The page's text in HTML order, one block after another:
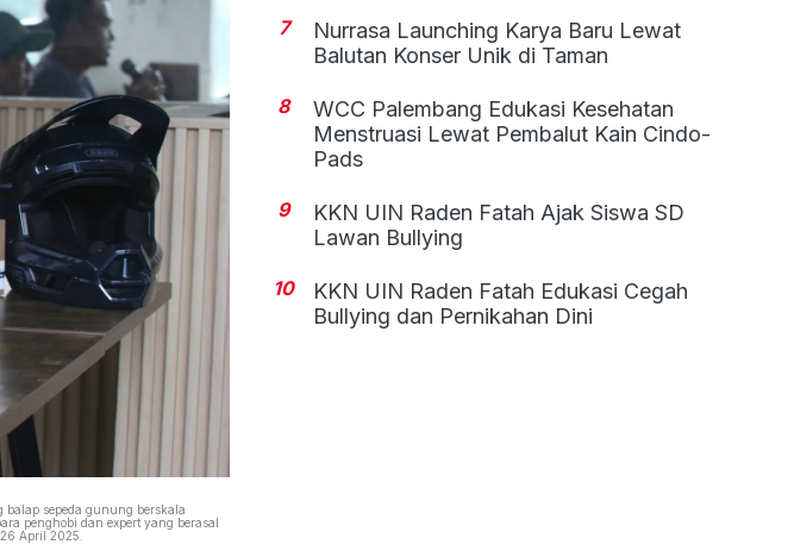
balap sepeda gunung berskala
penghobi dan expert yang berasal
April 2025.
7
Nurrasa Launching Karya Baru Lewat
Balutan Konser Unik di Taman
8
WCC Palembang Edukasi Kesehatan
Menstruasi Lewat Pembalut Kain Cindo-
Pads
9
KKN UIN Raden Fatah Ajak Siswa SD
Lawan Bullying
10
KKN UIN Raden Fatah Edukasi Cegah
Bullying dan Pernikahan Dini